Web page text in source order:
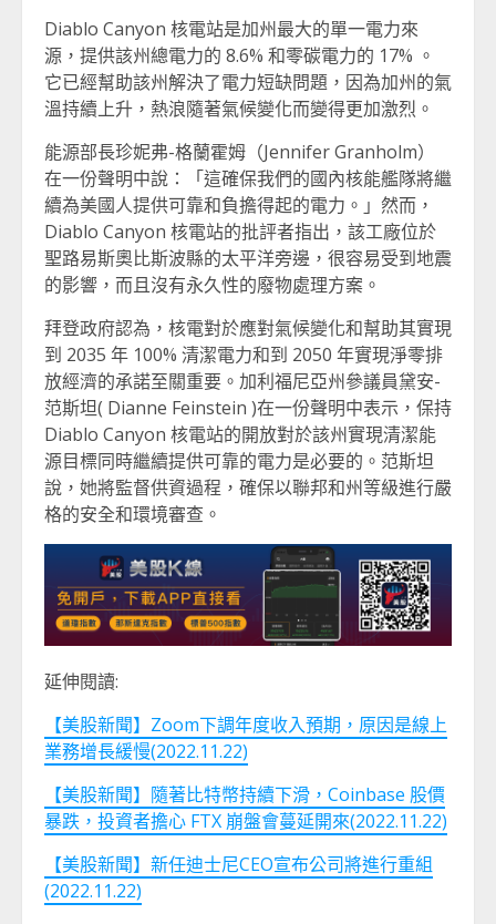
Diablo Canyon 核電站是加州最大的單一電力來
源，提供該州總電力的 8.6% 和零碳電力的 17% 。
它已經幫助該州解決了電力短缺問題，因為加州的氣
溫持續上升，熱浪隨著氣候變化而變得更加激烈。
能源部長珍妮弗-格蘭霍姆（Jennifer Granholm）
在一份聲明中說：「這確保我們的國內核能艦隊將繼
續為美國人提供可靠和負擔得起的電力。」然而，
Diablo Canyon 核電站的批評者指出，該工廠位於
聖路易斯奧比斯波縣的太平洋旁邊，很容易受到地震
的影響，而且沒有永久性的廢物處理方案。
拜登政府認為，核電對於應對氣候變化和幫助其實現
到 2035 年 100% 清潔電力和到 2050 年實現淨零排
放經濟的承諾至關重要。加利福尼亞州參議員黛安-
范斯坦( Dianne Feinstein )在一份聲明中表示，保持
Diablo Canyon 核電站的開放對於該州實現清潔能
源目標同時繼續提供可靠的電力是必要的。范斯坦
說，她將監督供資過程，確保以聯邦和州等級進行嚴
格的安全和環境審查。
延伸閱讀:
【美股新聞】Zoom下調年度收入預期，原因是線上
業務增長緩慢(2022.11.22)
【美股新聞】隨著比特幣持續下滑，Coinbase 股價
暴跌，投資者擔心 FTX 崩盤會蔓延開來(2022.11.22)
【美股新聞】新任迪士尼CEO宣布公司將進行重組
(2022.11.22)